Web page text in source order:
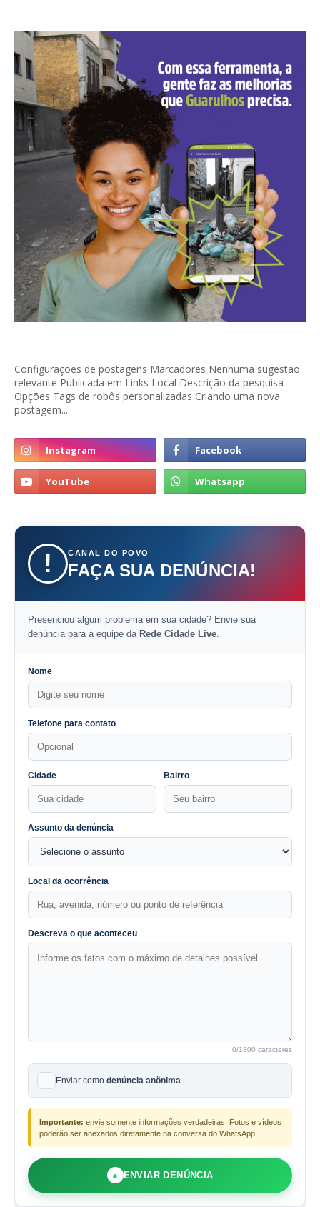
Configurações de postagens Marcadores Nenhuma sugestão
relevante Publicada em Links Local Descrição da pesquisa
Opções Tags de robôs personalizadas Criando uma nova
postagem...
! CANAL DO POVO
FAÇA SUA DENÚNCIA!
Presenciou algum problema em sua cidade? Envie sua
denúncia para a equipe da Rede Cidade Live
Nome
Telefone para contato
Cidade Bairro
Assunto da denúncia
Local da ocorrência
Descreva o que aconteceu
0/1800 caracteres
Enviar como denúncia anônima
Importante: envie somente informações verdadeiras. Fotos e vídeos
poderão ser anexados diretamente na conversa do WhatsApp.
● ENVIAR DENÚNCIA